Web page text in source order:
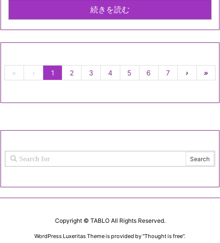
続きを読む
« ‹ 1 2 3 4 5 6 7 › »
Copyright © TABLOAll Rights Reserved.
WordPress Luxeritas Theme is provided by "Thought is free".